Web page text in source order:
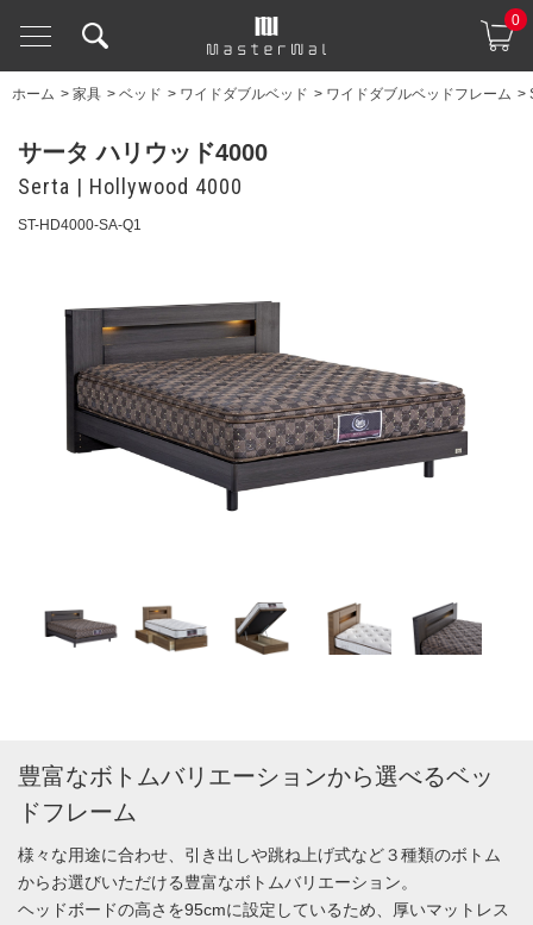
0
ホーム > 家具 > ベッド > ワイドダブルベッド > ワイドダブルベッドフレーム >
サータ ハリウッド4000
Serta | Hollywood 4000
ST-HD4000-SA-Q1
豊富なボトムバリエーションから選べるベッ
ドフレーム
様々な用途に合わせ、引き出しや跳ね上げ式など３種類のボトム
からお選びいただける豊富なボトムバリエーション。
ヘッドボードの高さを95cmに設定しているため、厚いマットレス